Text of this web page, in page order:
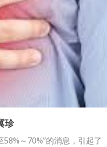
珍
～70%”的消息，引起了